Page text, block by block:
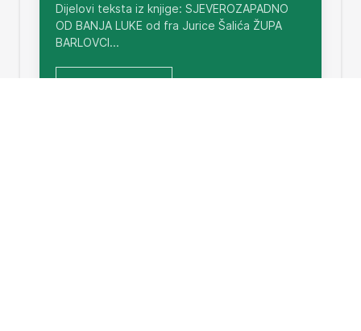
Dijelovi teksta iz knjige: SJEVEROZAPADNO
OD BANJA LUKE od fra Jurice Šalića ŽUPA
BARLOVCI...
Read More